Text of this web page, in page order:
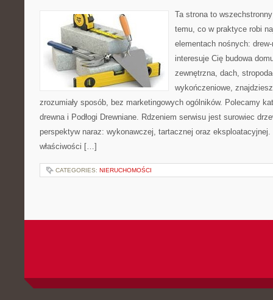
Ta strona to
temu, co w praktyce robi
elementach nośnych:
interesuje Cię budowa
zewnętrzna, dach,
wykończeniowe,
zrozumiały sposób, bez marketingowych ogólników. Polecamy
drewna i Podłogi Drewniane. Rdzeniem serwisu jest surowiec
perspektyw naraz: wykonawczej, tartacznej oraz
właściwości […]
CATEGORIES: NIERUCHOMOŚCI